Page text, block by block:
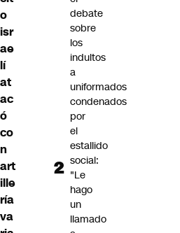
o
isr
ae
lí
at
ac
ó
co
n
art
ille
ría
va
debate
sobre
los
indultos
a
uniformados
condenados
por
el
estallido
social:
"Le
hago
un
llamado